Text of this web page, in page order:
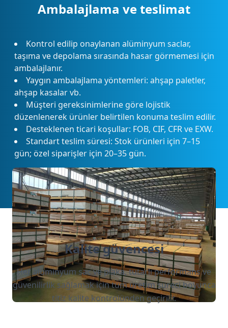
Ambalajlama ve teslimat
Kontrol edilip onaylanan alüminyum saclar,
taşıma ve depolama sırasında hasar görmemesi için
ambalajlanır.
Yaygın ambalajlama yöntemleri: ahşap paletler,
ahşap kasalar vb.
Müşteri gereksinimlerine göre lojistik
düzenlenerek ürünler belirtilen konuma teslim edilir.
Desteklenen ticari koşullar: FOB, CIF, CFR ve EXW.
Standart teslim süresi: Stok ürünleri için 7–15
gün; özel siparişler için 20–35 gün.
Kalite güvencesi
Her alüminyum sac ve plaka, tutarlı performans ve
güvenilirlik sağlamak için tüm üretim süreci boyunca
titiz kalite kontrolünden geçirilir.